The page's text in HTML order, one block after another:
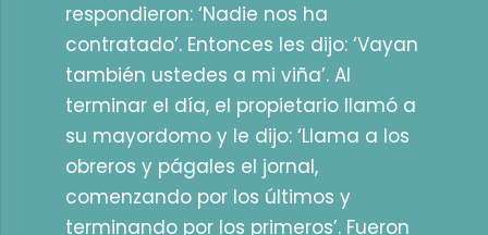
respondieron: ‘Nadie nos ha
contratado’. Entonces les dijo: ‘Vayan
también ustedes a mi viña’. Al
terminar el día, el propietario llamó a
su mayordomo y le dijo: ‘Llama a los
obreros y págales el jornal,
comenzando por los últimos y
terminando por los primeros’. Fueron